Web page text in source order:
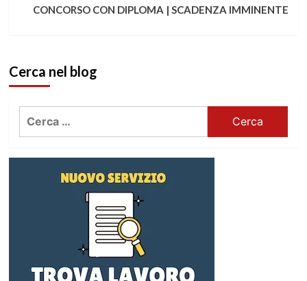
CONCORSO CON DIPLOMA | SCADENZA IMMINENTE
Cerca nel blog